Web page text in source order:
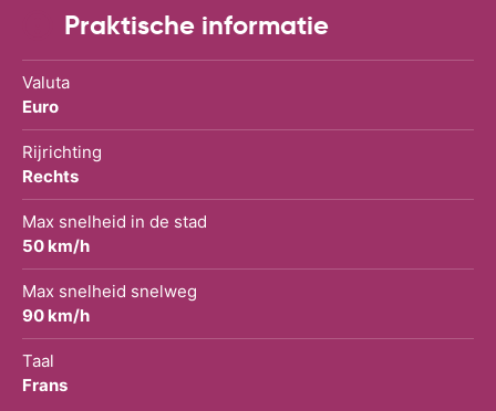
Praktische informatie
Valuta
Euro
Rijrichting
Rechts
Max snelheid in de stad
50 km/h
Max snelheid snelweg
90 km/h
Taal
Frans